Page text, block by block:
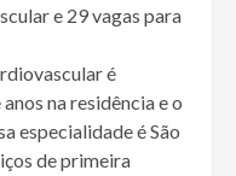
e 29 vagas para
é
na residência e o
especialidade é São
de primeira